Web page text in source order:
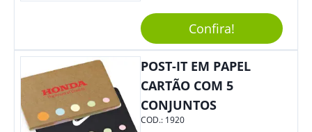
Sua Empresa Em Eventos,
Reuniões Corporativas Ou Até
Mesmo Para Presentear
Colaboradores E Parceiros De
Sua Empresa.
Confira!
POST-IT EM PAPEL
CARTÃO COM 5
CONJUNTOS
COD.: 1920